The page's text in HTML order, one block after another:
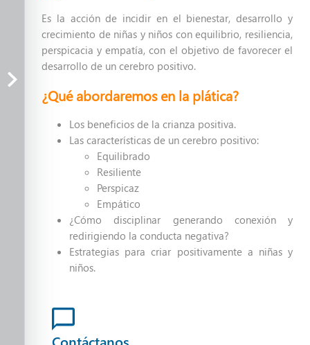
Prevenir desde el amor, no
desde el miedo
Buenos padres, buenos tratos
Aprendiendo del Dolor
(Plática)
Aprendiendo del Dolor (Taller)
La playera de Filipón
De la dependencia tóxica al
equilibrio del amor
Conéctate y equilibra tu mente
Sana y cambia tu historia
Es la acción de incidir en el bienestar, desarrollo y
crecimiento de niñas y niños con equilibrio, resiliencia,
perspicacia y empatía, con el objetivo de favorecer el
desarrollo de un cerebro positivo.
¿Qué abordaremos en la plática?
Los beneficios de la crianza positiva.
Las características de un cerebro positivo:
Equilibrado
Resiliente
Perspicaz
Empático
¿Cómo disciplinar generando conexión y
redirigiendo la conducta negativa?
Estrategias para criar positivamente a niñas y
niños.
Contáctanos